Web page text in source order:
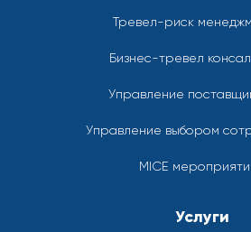
Тревел-риск
Бизнес-тревел
Управление
Управление выбором
MICE
Услуги